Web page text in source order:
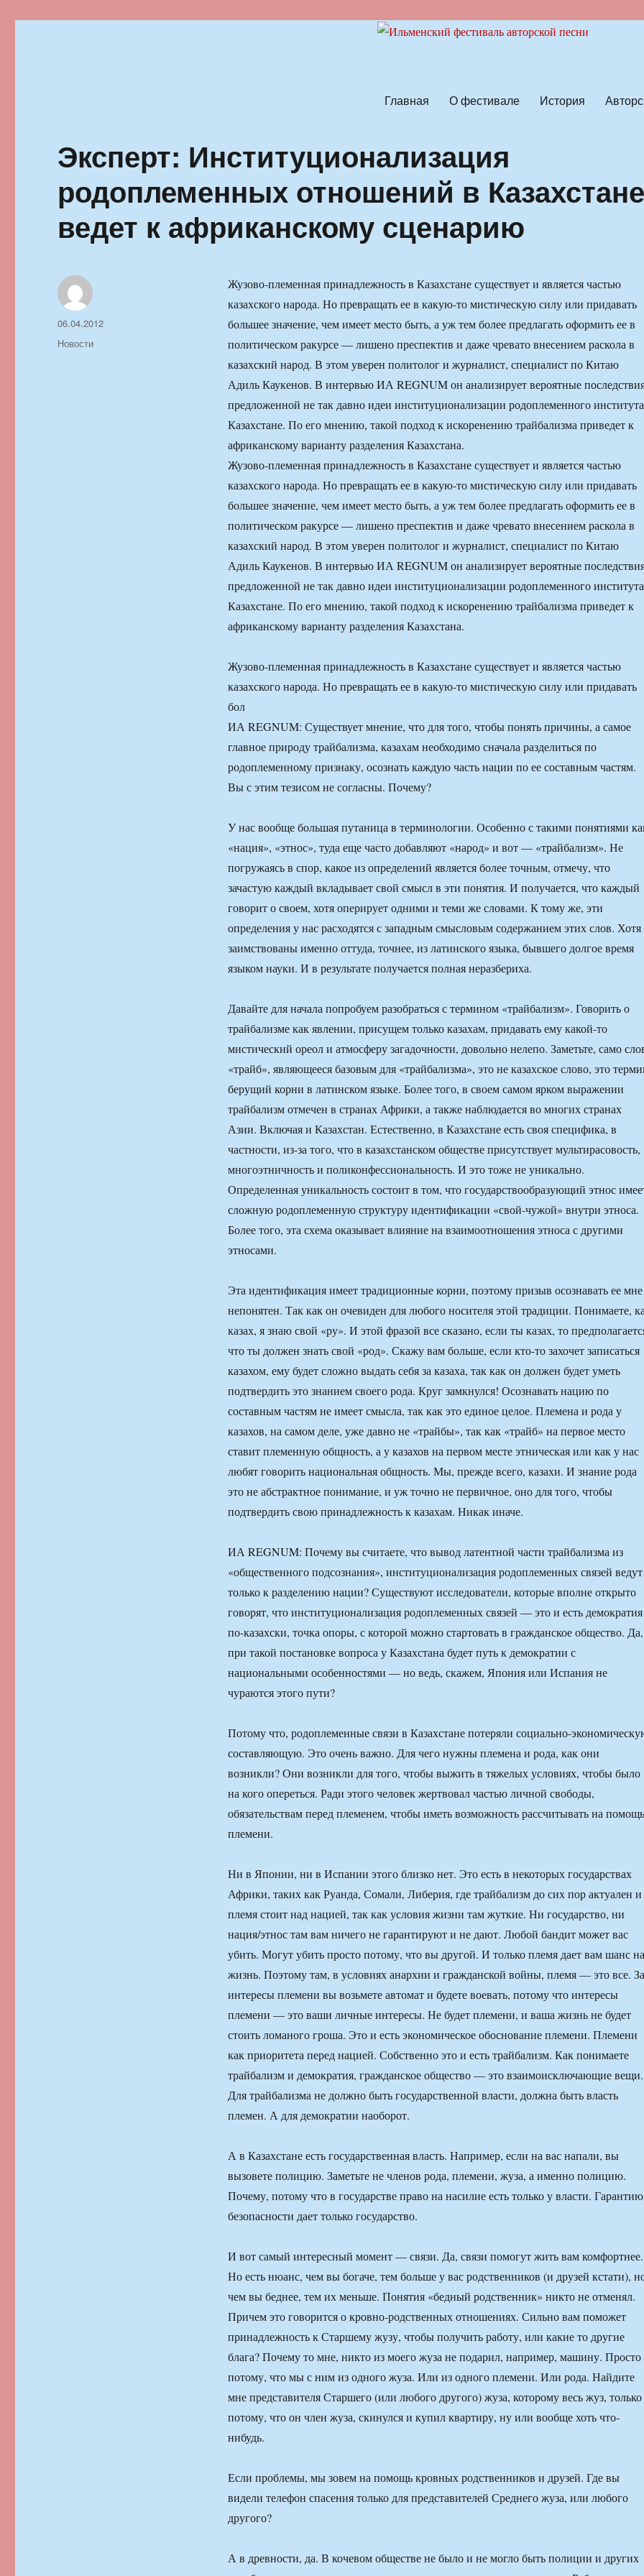
Главная О фестивале История
Эксперт: Институционализация
родоплеменных отношений в
ведет к африканскому сценарию
Жузово-племенная принадлежность в Казахстане существует и является частью
казахского народа. Но превращать ее в какую-то мистическую силу или придавать
большее значение, чем имеет место быть, а уж тем более предлагать оформить ее в
политическом ракурсе — лишено преспектив и даже чревато внесением раскола в
казахский народ. В этом уверен политолог и журналист, специалист по Китаю
Адиль Каукенов. В интервью ИА REGNUM он анализирует вероятные
предложенной не так давно идеи институционализации родоплеменного
Казахстане. По его мнению, такой подход к искоренению трайбализма приведет к
африканскому варианту разделения Казахстана.
Жузово-племенная принадлежность в Казахстане существует и является частью
казахского народа. Но превращать ее в какую-то мистическую силу или придавать
большее значение, чем имеет место быть, а уж тем более предлагать оформить ее в
политическом ракурсе — лишено преспектив и даже чревато внесением раскола в
казахский народ. В этом уверен политолог и журналист, специалист по Китаю
Адиль Каукенов. В интервью ИА REGNUM он анализирует вероятные
предложенной не так давно идеи институционализации родоплеменного
Казахстане. По его мнению, такой подход к искоренению трайбализма приведет к
африканскому варианту разделения Казахстана.
Жузово-племенная принадлежность в Казахстане существует и является частью
казахского народа. Но превращать ее в какую-то мистическую силу или придавать
бол
ИА REGNUM: Существует мнение, что для того, чтобы понять причины, а самое
главное природу трайбализма, казахам необходимо сначала разделиться по
родоплеменному признаку, осознать каждую часть нации по ее составным частям.
Вы с этим тезисом не согласны. Почему?
У нас вообще большая путаница в терминологии. Особенно с такими понятиями
«нация», «этнос», туда еще часто добавляют «народ» и вот — «трайбализм». Не
погружаясь в спор, какое из определений является более точным, отмечу, что
зачастую каждый вкладывает свой смысл в эти понятия. И получается, что каждый
говорит о своем, хотя оперирует одними и теми же словами. К тому же, эти
определения у нас расходятся с западным смысловым содержанием этих слов. Хотя
заимствованы именно оттуда, точнее, из латинского языка, бывшего долгое время
языком науки. И в результате получается полная неразбериха.
Давайте для начала попробуем разобраться с термином «трайбализм». Говорить о
трайбализме как явлении, присущем только казахам, придавать ему какой-то
мистический ореол и атмосферу загадочности, довольно нелепо. Заметьте, само
«трайб», являющееся базовым для «трайбализма», это не казахское слово, это
берущий корни в латинском языке. Более того, в своем самом ярком выражении
трайбализм отмечен в странах Африки, а также наблюдается во многих странах
Азии. Включая и Казахстан. Естественно, в Казахстане есть своя специфика, в
частности, из-за того, что в казахстанском обществе присутствует мультирасовость,
многоэтничность и поликонфессиональность. И это тоже не уникально.
Определенная уникальность состоит в том, что государствообразующий этнос
сложную родоплеменную структуру идентификации «свой-чужой» внутри этноса.
Более того, эта схема оказывает влияние на взаимоотношения этноса с другими
этносами.
Эта идентификация имеет традиционные корни, поэтому призыв осознавать ее мне
непонятен. Так как он очевиден для любого носителя этой традиции. Понимаете,
казах, я знаю свой «ру». И этой фразой все сказано, если ты казах, то
что ты должен знать свой «род». Скажу вам больше, если кто-то захочет записаться
казахом, ему будет сложно выдать себя за казаха, так как он должен будет уметь
подтвердить это знанием своего рода. Круг замкнулся! Осознавать нацию по
составным частям не имеет смысла, так как это единое целое. Племена и рода у
казахов, на самом деле, уже давно не «трайбы», так как «трайб» на первое место
ставит племенную общность, а у казахов на первом месте этническая или как у нас
любят говорить национальная общность. Мы, прежде всего, казахи. И знание рода
это не абстрактное понимание, и уж точно не первичное, оно для того, чтобы
подтвердить свою принадлежность к казахам. Никак иначе.
ИА REGNUM: Почему вы считаете, что вывод латентной части трайбализма из
«общественного подсознания», институционализация родоплеменных связей ведут
только к разделению нации? Существуют исследователи, которые вполне открыто
говорят, что институционализация родоплеменных связей — это и есть демократия
по-казахски, точка опоры, с которой можно стартовать в гражданское общество. Да,
при такой постановке вопроса у Казахстана будет путь к демократии с
национальными особенностями — но ведь, скажем, Япония или Испания не
чураются этого пути?
Потому что, родоплеменные связи в Казахстане потеряли социально-
составляющую. Это очень важно. Для чего нужны племена и рода, как они
возникли? Они возникли для того, чтобы выжить в тяжелых условиях, чтобы было
на кого опереться. Ради этого человек жертвовал частью личной свободы,
обязательствам перед племенем, чтобы иметь возможность рассчитывать на помощь
племени.
Ни в Японии, ни в Испании этого близко нет. Это есть в некоторых государствах
Африки, таких как Руанда, Сомали, Либерия, где трайбализм до сих пор актуален и
племя стоит над нацией, так как условия жизни там жуткие. Ни государство, ни
нация/этнос там вам ничего не гарантируют и не дают. Любой бандит может вас
убить. Могут убить просто потому, что вы другой. И только племя дает вам шанс на
жизнь. Поэтому там, в условиях анархии и гражданской войны, племя — это все. За
интересы племени вы возьмете автомат и будете воевать, потому что интересы
племени — это ваши личные интересы. Не будет племени, и ваша жизнь не будет
стоить ломаного гроша. Это и есть экономическое обоснование племени. Племени
как приоритета перед нацией. Собственно это и есть трайбализм. Как понимаете
трайбализм и демократия, гражданское общество — это взаимоисключающие вещи.
Для трайбализма не должно быть государственной власти, должна быть власть
племен. А для демократии наоборот.
А в Казахстане есть государственная власть. Например, если на вас напали, вы
вызовете полицию. Заметьте не членов рода, племени, жуза, а именно полицию.
Почему, потому что в государстве право на насилие есть только у власти. Гарантию
безопасности дает только государство.
И вот самый интересный момент — связи. Да, связи помогут жить вам комфортнее.
Но есть нюанс, чем вы богаче, тем больше у вас родственников (и друзей кстати),
чем вы беднее, тем их меньше. Понятия «бедный родственник» никто не отменял.
Причем это говорится о кровно-родственных отношениях. Сильно вам поможет
принадлежность к Старшему жузу, чтобы получить работу, или какие то другие
блага? Почему то мне, никто из моего жуза не подарил, например, машину. Просто
потому, что мы с ним из одного жуза. Или из одного племени. Или рода. Найдите
мне представителя Старшего (или любого другого) жуза, которому весь жуз, только
потому, что он член жуза, скинулся и купил квартиру, ну или вообще хоть что-
нибудь.
Если проблемы, мы зовем на помощь кровных родственников и друзей. Где вы
видели телефон спасения только для представителей Среднего жуза, или любого
другого?
А в древности, да. В кочевом обществе не было и не могло быть полиции и других
Автор
Опубликовано
06.04.2012
Рубрики
Новости